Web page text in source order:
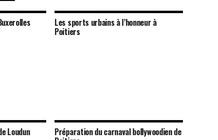
Les sports urbains à l’honneur à
Poitiers
Loudun Préparation du carnaval bollywoodien de